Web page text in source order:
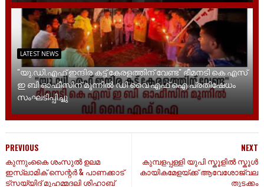
LATEST NEWS
"യു.ഡി.എഫ് ഇന്ദിര കട്ട് കേരളത്തിന് വേണ്ട" ഭീമനടി കെ എസ്
ഇ ബി ഓഫീസിന് മുന്നിൽ ഡി വൈ എഫ് ഐ പ്രതിഷേധം
സംഘടിപ്പിച്ചു
NEXT
കുമ്പളപ്പള്ളി യുപി സ്കൂളിൽ സ്കൂൾ
കായികമേളയ്ക്ക് ആവേശോജ്വല
തുടക്കം
PREVIOUS
കുന്നുംകൈ ശംസുൽ ഉലമ
ഇസ്ലാമിക് സെന്റർ & പാണക്കാട്
ട്സയ്യിദ് മുഹമ്മദലി ശിഹാബ്